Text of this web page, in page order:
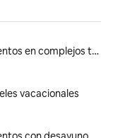
Alojamientos en complejos turísticos
vacacionales